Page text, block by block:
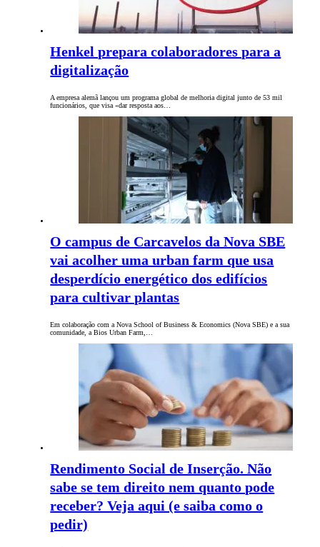
Henkel prepara colaboradores para a
digitalização
A empresa alemã lançou um programa global de melhoria digital junto de 53 mil
funcionários, que visa «dar resposta aos…
O campus de Carcavelos da Nova SBE
vai acolher uma urban farm que usa
desperdício energético dos edifícios
para cultivar plantas
Em colaboração com a Nova School of Business & Economics (Nova SBE) e a sua
comunidade, a Bios Urban Farm,…
Rendimento Social de Inserção. Não
sabe se tem direito nem quanto pode
receber? Veja aqui (e saiba como o
pedir)